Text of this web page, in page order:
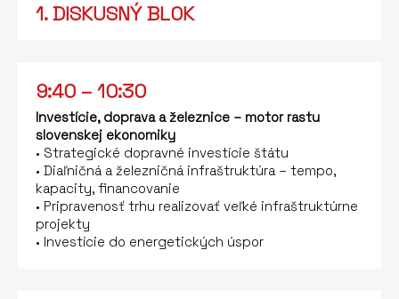
1. DISKUSNÝ BLOK
9:40 – 10:30
Investície, doprava a železnice – motor rastu
slovenskej ekonomiky
• Strategické dopravné investície štátu
• Diaľničná a železničná infraštruktúra – tempo,
kapacity, financovanie
• Pripravenosť trhu realizovať veľké infraštruktúrne
projekty
• Investície do energetických úspor